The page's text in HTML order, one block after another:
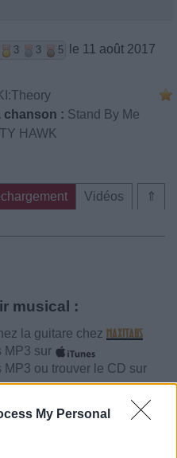
My Personal
3 3 5
le 11 août 2017
chanson : Stand By Me
HAWK
⇑
Vidéos
musical :
la guitare chez
MP3 sur
ou trouver le CD sur
ou une partition au